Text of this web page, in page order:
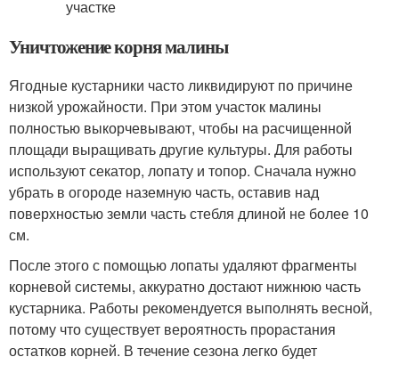
Уничтожение корня малины
Ягодные кустарники часто ликвидируют по причине
низкой урожайности. При этом участок малины
полностью выкорчевывают, чтобы на расчищенной
площади выращивать другие культуры. Для работы
используют секатор, лопату и топор. Сначала нужно
убрать в огороде наземную часть, оставив над
поверхностью земли часть стебля длиной не более 10
см.
После этого с помощью лопаты удаляют фрагменты
корневой системы, аккуратно достают нижнюю часть
кустарника. Работы рекомендуется выполнять весной,
потому что существует вероятность прорастания
остатков корней. В течение сезона легко будет